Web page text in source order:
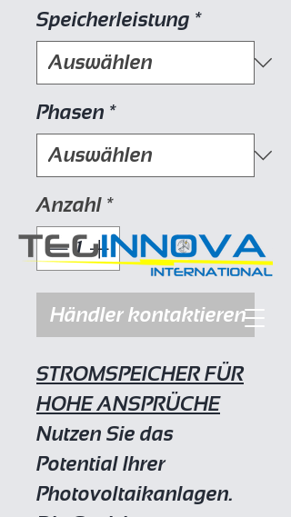
Speicherleistung *
Phasen *
Anzahl *
Händler kontaktieren
STROMSPEICHER FÜR
HOHE ANSPRÜCHE
Nutzen Sie das
Potential Ihrer
Photovoltaikanlagen.